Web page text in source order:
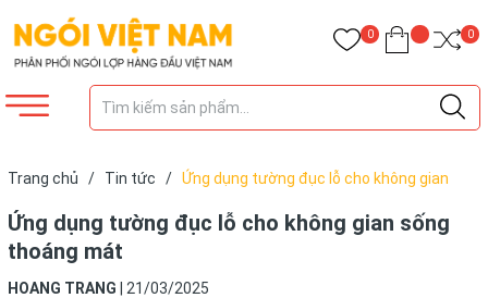
0 0
Trang chủ / Tin tức / Ứng dụng tường đục lỗ cho không gian
Ứng dụng tường đục lỗ cho không gian sống
thoáng mát
HOANG TRANG 21/03/2025